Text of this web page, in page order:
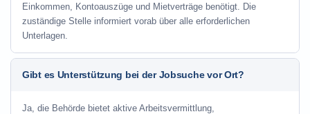
Einkommen, Kontoauszüge und Mietverträge benötigt. Die
zuständige Stelle informiert vorab über alle erforderlichen
Unterlagen.
Gibt es Unterstützung bei der Jobsuche vor Ort?
Ja, die Behörde bietet aktive Arbeitsvermittlung,